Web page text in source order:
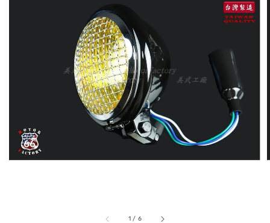
1 / 6